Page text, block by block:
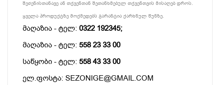
შეძენისთანავე ან თქვენთან შეთანხმებულ თქვენთვის მისაღებ დროს.
ყველა პროდუქტზე მოქმედებს გარანტია ქარხნულ წუნზე.
მაღაზია - ტელ: 0322 192345;
მაღაზია - ტელ: 558 23 33 00
საწყობი - ტელ: 558 43 33 00
ელ.ფოსტა: SEZONIGE@GMAIL.COM